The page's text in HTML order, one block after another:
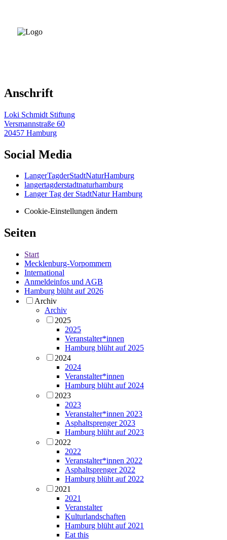
Anschrift
Loki Schmidt Stiftung
Versmannstraße 60
20457 Hamburg
Social Media
LangerTagderStadtNaturHamburg
langertagderstadtnaturhamburg
Langer Tag der StadtNatur Hamburg
Cookie-Einstellungen ändern
Seiten
Start
Mecklenburg-Vorpommern
International
Anmeldeinfos und AGB
Hamburg blüht auf 2026
Archiv
Archiv
2025
2025
Veranstalter*innen
Hamburg blüht auf 2025
2024
2024
Veranstalter*innen
Hamburg blüht auf 2024
2023
2023
Veranstalter*innen 2023
Asphaltsprenger 2023
Hamburg blüht auf 2023
2022
2022
Veranstalter*innen 2022
Asphaltsprenger 2022
Hamburg blüht auf 2022
2021
2021
Veranstalter
Kulturlandschaften
Hamburg blüht auf 2021
Eat this